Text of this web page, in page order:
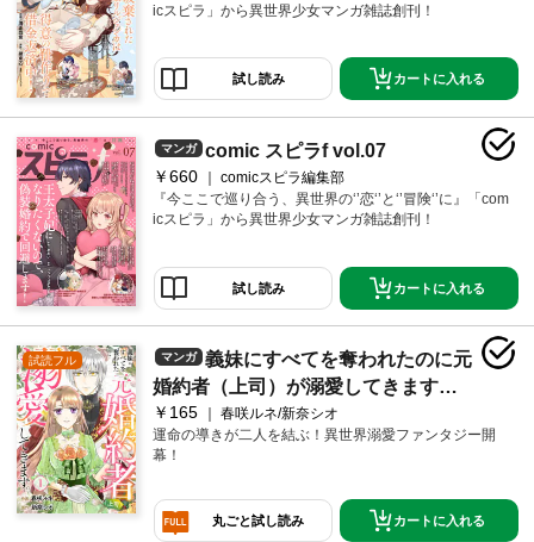
icスピラ」から異世界少女マンガ雑誌創刊！
試し読み カートに入れる
マンガ comic スピラf vol.07
￥660
comicスピラ編集部
『今ここで巡り合う、異世界の‘’恋‘’と‘’冒険‘’に』「com
icスピラ」から異世界少女マンガ雑誌創刊！
試し読み カートに入れる
試読フル マンガ
義妹にすべてを奪われたのに元
婚約者（上司）が溺愛してきます。
１
￥165
春咲ルネ/新奈シオ
運命の導きが二人を結ぶ！異世界溺愛ファンタジー開
幕！
丸ごと試し読み カートに入れる